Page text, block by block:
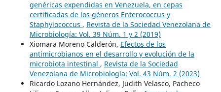
genéricas expendidas en Venezuela, en cepas
certificadas de los géneros Enterococcus y
Staphylococcus , Revista de la Sociedad Venezolana de
Microbiología: Vol. 39 Núm. 1 y 2 (2019)
Xiomara Moreno Calderón, Efectos de los
antimicrobianos en el desarrollo y evolución de la
microbiota intestinal , Revista de la Sociedad
Venezolana de Microbiología: Vol. 43 Núm. 2 (2023)
Ricardo Lozano Hernández, Judith Velasco, Pacheco